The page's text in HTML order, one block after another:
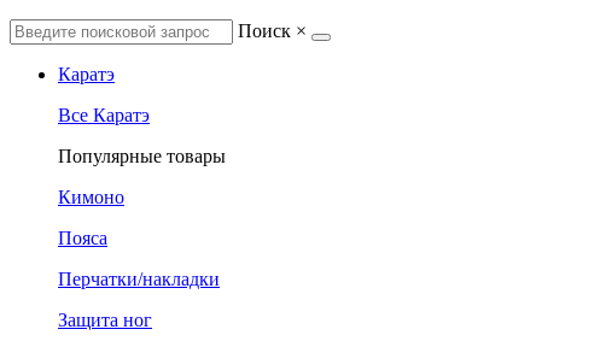
Поиск ×
Каратэ
Все Каратэ
Популярные товары
Кимоно
Пояса
Перчатки/накладки
Защита ног